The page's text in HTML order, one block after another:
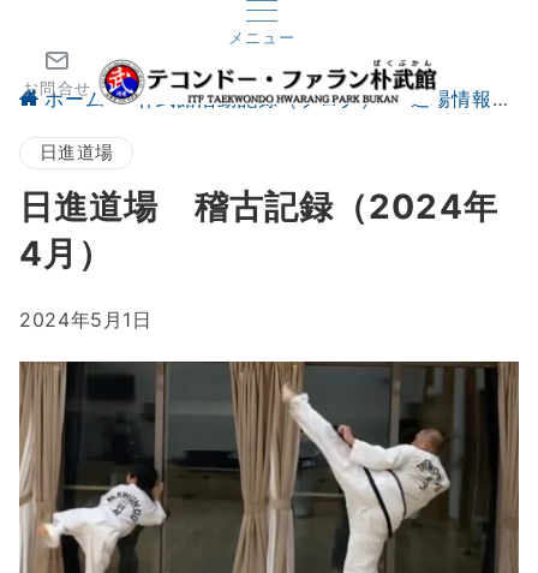
メニュー
お問合せ
ホーム 朴武館活動記録（ブログ） 道場情報
日進道場
日進道場 稽古記録（2024年
4月）
2024年5月1日